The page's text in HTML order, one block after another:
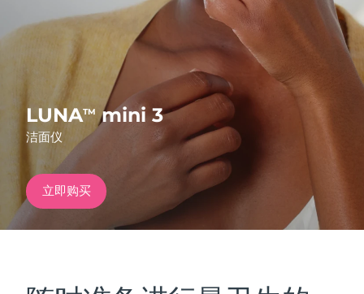
LUNATM mini 3
洁面仪
立即购买
热门产品
特别优惠 畅销产品
红光疗法
西班牙 预计送达日期 8/10/26
澳大利亚 预计送达日期
预计送达日期 8/10/26
德国
加拿大
奥地利 预计送达日期 8/10/26